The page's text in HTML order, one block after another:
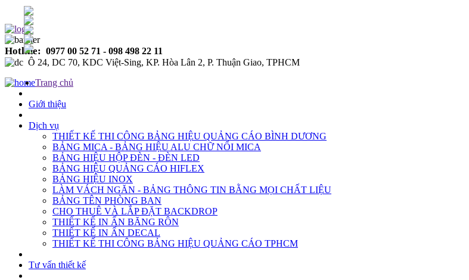
Bảng Hiệu Quảng Cáo Bình Dương
Hotline: 0977 00 52 71 - 098 498 22 11
Ô 24, DC 70, KDC Việt-Sing, KP. Hòa Lân 2, P. Thuận Giao, TPHCM
Trang chủ
Giới thiệu
Dịch vụ
THIẾT KẾ THI CÔNG BẢNG HIỆU QUẢNG CÁO BÌNH DƯƠNG
BẢNG MICA - BẢNG HIỆU ALU CHỮ NỔI MICA
BẢNG HIỆU HỘP ĐÈN - ĐÈN LED
BẢNG HIỆU QUẢNG CÁO HIFLEX
BẢNG HIỆU INOX
LÀM VÁCH NGĂN - BẢNG THÔNG TIN BẰNG MỌI CHẤT LIỆU
BẢNG TÊN PHÒNG BAN
CHO THUÊ VÀ LẮP ĐẶT BACKDROP
THIẾT KẾ IN ẤN BĂNG RÔN
THIẾT KẾ IN ẤN DECAL
THIẾT KẾ THI CÔNG BẢNG HIỆU QUẢNG CÁO TPHCM
Tư vấn thiết kế